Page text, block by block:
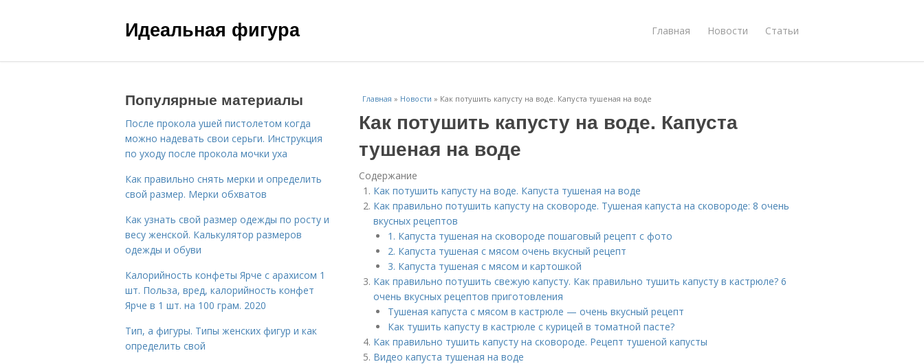
Идеальная фигура Главная Новости Статьи
Главная » Новости » Как потушить капусту на воде. Капуста тушеная на воде
Как потушить капусту на воде. Капуста
тушеная на воде
Содержание
Как потушить капусту на воде. Капуста тушеная на воде
Как правильно потушить капусту на сковороде. Тушеная капуста на сковороде: 8 очень
вкусных рецептов
1. Капуста тушеная на сковороде пошаговый рецепт с фото
2. Капуста тушеная с мясом очень вкусный рецепт
3. Капуста тушеная с мясом и картошкой
Как правильно потушить свежую капусту. Как правильно тушить капусту в кастрюле? 6
очень вкусных рецептов приготовления
Тушеная капуста с мясом в кастрюле — очень вкусный рецепт
Как тушить капусту в кастрюле с курицей в томатной пасте?
Как правильно тушить капусту на сковороде. Рецепт тушеной капусты
Видео капуста тушеная на воде
Популярные материалы
После прокола ушей пистолетом когда
можно надевать свои серьги. Инструкция
по уходу после прокола мочки уха
Как правильно снять мерки и определить
свой размер. Мерки обхватов
Как узнать свой размер одежды по росту и
весу женской. Калькулятор размеров
одежды и обуви
Калорийность конфеты Ярче с арахисом 1
шт. Польза, вред, калорийность конфет
Ярче в 1 шт. на 100 грам. 2020
Тип, а фигуры. Типы женских фигур и как
определить свой